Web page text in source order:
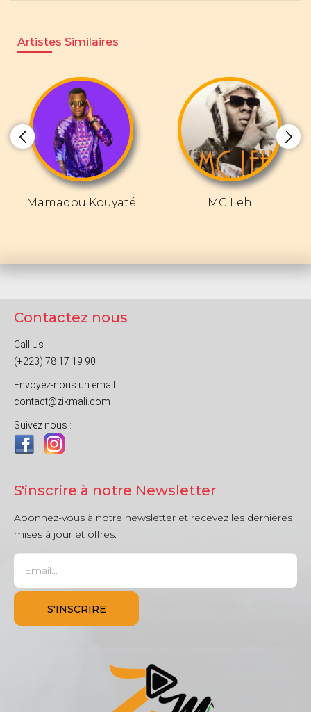
Artistes Similaires
Mamadou Kouyaté MC Leh
Contactez nous
Call Us :
(+223) 78 17 19 90
Envoyez-nous un email :
contact@zikmali.com
Suivez nous :
S'inscrire à notre Newsletter
Abonnez-vous à notre newsletter et recevez les dernières
mises à jour et offres.